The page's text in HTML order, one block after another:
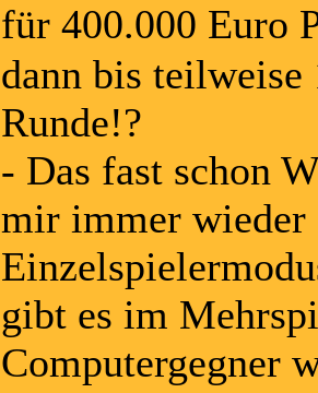
für 400.000 Euro
dann bis
Runde!?
- Das fast schon
mir immer wieder
gibt es im
Computergegner